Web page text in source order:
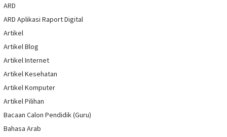
ARD
ARD Aplikasi Raport Digital
Artikel
Artikel Blog
Artikel Internet
Artikel Kesehatan
Artikel Komputer
Artikel Pilihan
Bacaan Calon Pendidik (Guru)
Bahasa Arab